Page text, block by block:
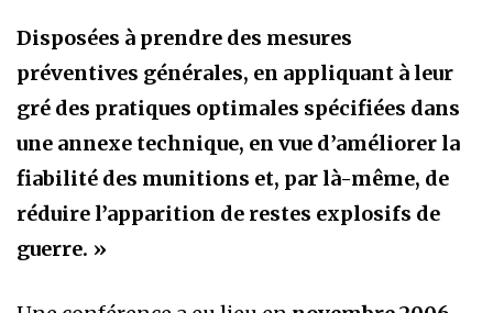
Disposées à prendre des mesures
préventives générales, en appliquant à leur
gré des pratiques optimales spécifiées dans
une annexe technique, en vue d’améliorer la
fiabilité des munitions et, par là-même, de
réduire l’apparition de restes explosifs de
guerre. »